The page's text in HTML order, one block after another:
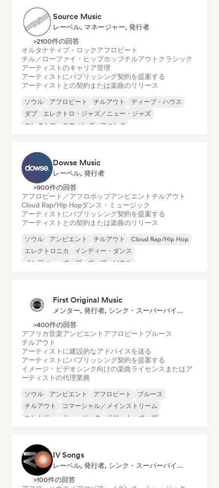
Source Music
レーベル, マネージャー, 発行者
>2100件の回答
オルタナティブ・ロックアフロビート
チル／ローファイ・ヒップホップチルアウト クラシック
アーティストのキャリア管理
アーティストにパブリッシング契約を提案する
アーティストとの契約または楽曲のリリース
ソウル アフロビート チルアウト
ディープ・ハウス
ダブ
エレクトロ・ジャズ／ニュー・ジャズ
エレクトロ・スウィング
ファンク
Dowse Music
レーベル, 発行者
>900件の回答
アフロビート／アフロポップアンビエント チルアウト
Cloud Rap/Hip Hopダンス・ミュージック
アーティストにパブリッシング契約を提案する
アーティストとの契約または楽曲のリリース
ソウル アンビエント チルアウト
Cloud Rap/Hip Hop
エレクトロニカ
インディー・ダンス
インディー・ポップ
ポップ・ソウル
First Original Music
メンター, 発行者, シンク・スーパーバイザー
>400件の回答
アフリカ音楽アンビエント アフロビート ブルース
チルアウト
アーティストに建設的なアドバイスを送る
アーティストにパブリッシング契約を提案する
イメージ・ビデオシンク向けの楽曲ライセンスまたはア
ーティストの代理業務
ソウル アンビエント アフロビート
ブルース
チルアウト
コマーシャル／メインストリーム
カントリー・ミュージック
ドリーム・ポップ
IV Songs
レーベル, 発行者, シンク・スーパーバイザー
>100件の回答